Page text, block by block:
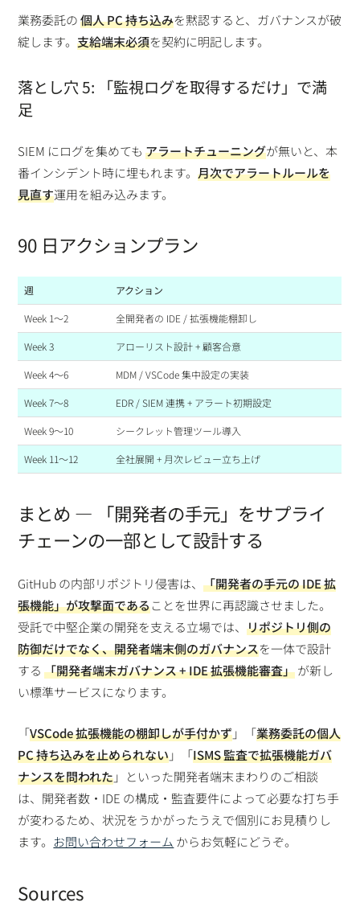
業務委託の個人 PC 持ち込みを黙認すると、ガバナンスが破
綻します。支給端末必須を契約に明記します。
落とし穴 5: 「監視ログを取得するだけ」で満
足
SIEM にログを集めてもアラートチューニングが無いと、本
番インシデント時に埋もれます。月次でアラートルールを
見直す運用を組み込みます。
90 日アクションプラン
週 アクション
Week 1〜2 全開発者の IDE / 拡張機能棚卸し
Week 3 アローリスト設計 + 顧客合意
Week 4〜6 MDM / VSCode 集中設定の実装
Week 7〜8 EDR / SIEM 連携 + アラート初期設定
Week 9〜10 シークレット管理ツール導入
Week 11〜12 全社展開 + 月次レビュー立ち上げ
まとめ — 「開発者の手元」をサプライ
チェーンの一部として設計する
GitHub の内部リポジトリ侵害は、「開発者の手元の IDE 拡
張機能」が攻撃面であることを世界に再認識させました。
受託で中堅企業の開発を支える立場では、リポジトリ側の
防御だけでなく、開発者端末側のガバナンスを一体で設計
する「開発者端末ガバナンス + IDE 拡張機能審査」が新し
い標準サービスになります。
「VSCode 拡張機能の棚卸しが手付かず」「業務委託の個人
PC 持ち込みを止められない」「ISMS 監査で拡張機能ガバ
ナンスを問われた」といった開発者端末まわりのご相談
は、開発者数・IDE の構成・監査要件によって必要な打ち手
が変わるため、状況をうかがったうえで個別にお見積りし
ます。 お問い合わせフォーム からお気軽にどうぞ。
Sources